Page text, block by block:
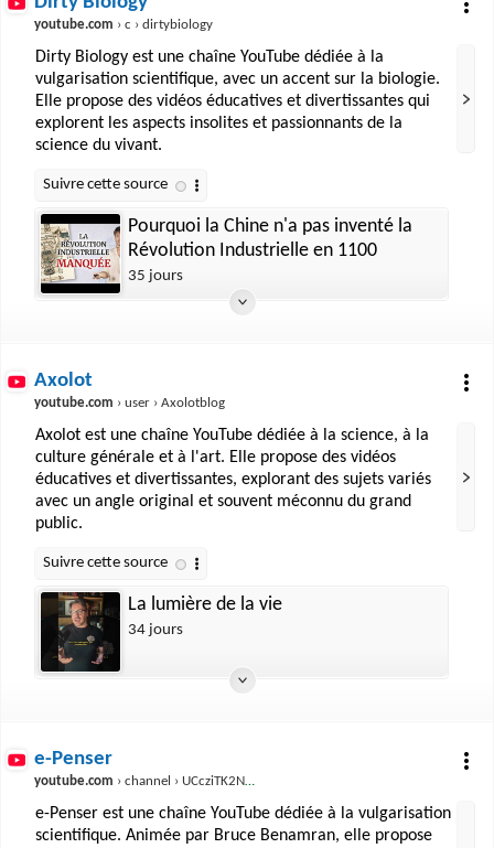
youtube.com › c › dirtybiology
Dirty Biology est une chaîne YouTube dédiée à la
vulgarisation scientifique, avec un accent sur la biologie.
Elle propose des vidéos éducatives et divertissantes qui
explorent les aspects insolites et passionnants de la
science du vivant.
Pourquoi la Chine n'a pas inventé la
Révolution Industrielle en 1100
35 jours
Axolot
youtube.com › user › Axolotblog
Axolot est une chaîne YouTube dédiée à la science, à la
culture générale et à l'art. Elle propose des vidéos
éducatives et divertissantes, explorant des sujets variés
avec un angle original et souvent méconnu du grand
public.
La lumière de la vie
34 jours
e-Penser
youtube.com › channel › UCcziTK2NKeWtWQ6kB5tmQ8Q
e-Penser est une chaîne YouTube dédiée à la vulgarisation
scientifique. Animée par Bruce Benamran, elle propose